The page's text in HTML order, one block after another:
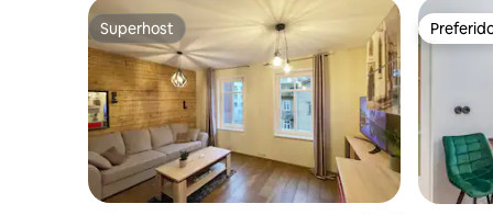
Superhost
Superhost